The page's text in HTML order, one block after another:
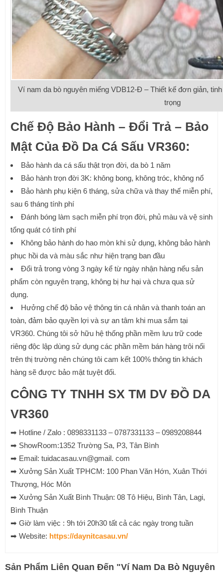
Ví nam da bò nguyên miếng VDB12-Đ – Thiết kế đơn giản,
trọng
Chế Độ Bảo Hành – Đổi Trả – Bảo
Mật Của Đồ Da Cá Sấu VR360:
Bảo hành da cá sấu thật trọn đời, da bò 1 năm
Bảo hành trọn đời 3K: không bong, không tróc, không nổ
Bảo hành phụ kiện 6 tháng, sửa chữa và thay thế miễn phí,
sau 6 tháng tính phí
Đánh bóng làm sạch miễn phí trọn đời, phủ màu và vệ sinh
tổng quát có tính phí
Không bảo hành do hao mòn khi sử dụng, không bảo hành
phục hồi da và màu sắc như hiện trạng ban đầu
Đổi trả trong vòng 3 ngày kể từ ngày nhận hàng nếu sản
phẩm còn nguyên trạng, không bị hư hại và chưa qua sử
dụng.
Hưởng chế độ bảo vệ thông tin cá nhân và thanh toán an
toàn, đảm bảo quyền lợi và sự an tâm khi mua sắm tại
VR360. Chúng tôi sở hữu hệ thống phần mềm lưu trữ code
riêng độc lập dùng sử dụng các phần mềm bán hàng trôi nổi
trên thị trường nên chúng tôi cam kết 100% thông tin khách
hàng sẽ được bảo mật tuyệt đối.
CÔNG TY TNHH SX TM DV ĐỒ DA
VR360
➡ Hotline / Zalo : 0898331133 – 0787331133 – 0989208844
➡ ShowRoom:1352 Trường Sa, P3, Tân Bình
➡ Email: tuidacasau.vn@gmail. com
➡ Xưởng Sản Xuất TPHCM: 100 Phan Văn Hớn, Xuân Thới
Thượng, Hóc Môn
➡ Xưởng Sản Xuất Bình Thuận: 08 Tô Hiệu, Bình Tân, Lagi,
Bình Thuận
➡ Giờ làm việc : 9h tới 20h30 tất cả các ngày trong tuần
➡ Website: https://daynitcasau.vn/
Sản Phẩm Liên Quan Đến "Ví Nam Da Bò Nguyên